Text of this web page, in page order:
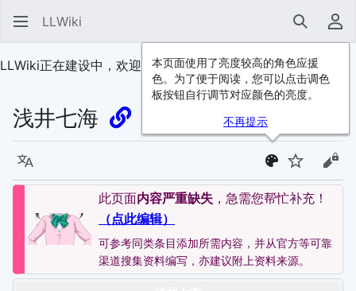
LLWiki 搜索 用
LLWiki正在建设中，欢迎 加入我们！
浅井七海
语言 监视 查
此页面内容严重缺失 ，急需您帮忙补充！
（点此编辑）
可参考同类条目添加所需内容，并从官方等可靠
渠道搜集资料编写，亦建议附上资料来源。
本页面使用了亮度较高的角色应援
色。为了便于阅读，您可以点击调色
板按钮自行调节对应颜色的亮度。
不再提示